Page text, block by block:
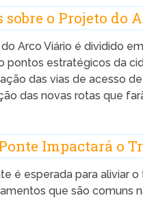
sobre o Projeto do
Arco Viário é dividido
pontos estratégicos da
das vias de acesso
das novas rotas que
Impactará o
é esperada para aliviar
que são comuns